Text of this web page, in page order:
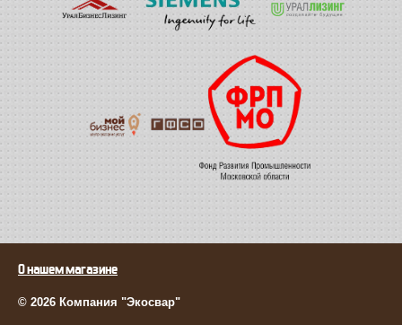
О нашем магазине
© 2026 Компания "Экосвар"